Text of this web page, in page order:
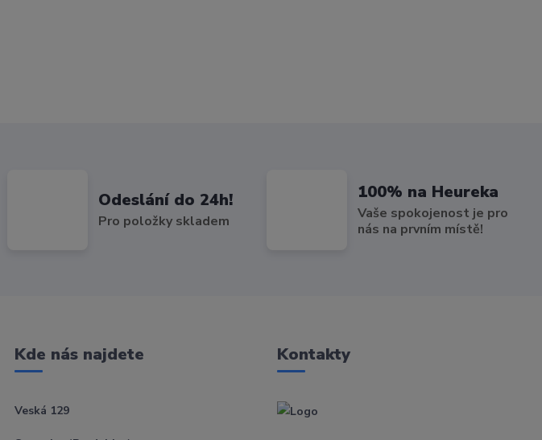
Odeslání do 24h!
Pro položky skladem
100% na Heureka
Vaše spokojenost je pro
nás na prvním místě!
Kde nás najdete
Veská 129
Kontakty